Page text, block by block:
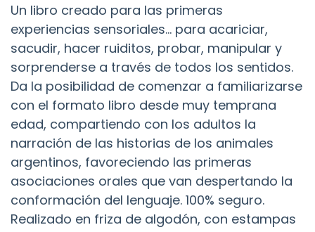
Un libro creado para las primeras
experiencias sensoriales… para acariciar,
sacudir, hacer ruiditos, probar, manipular y
sorprenderse a través de todos los sentidos.
Da la posibilidad de comenzar a familiarizarse
con el formato libro desde muy temprana
edad, compartiendo con los adultos la
narración de las historias de los animales
argentinos, favoreciendo las primeras
asociaciones orales que van despertando la
conformación del lenguaje. 100% seguro.
Realizado en friza de algodón, con estampas